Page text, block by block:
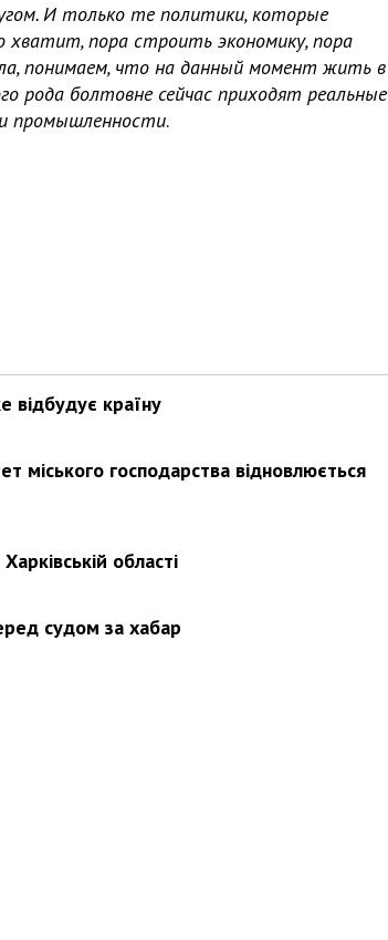
И только те политики, которые
пора строить экономику, пора
понимаем, что на данный момент жить в
рода болтовне сейчас приходят реальные
промышленности.
відбудує країну
міського господарства відновлюється
області
судом за хабар